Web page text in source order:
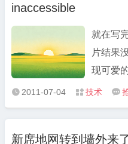
inaccessible
就在写
片结果
现可爱
不开了
川，水
 2011-07-04  技术 
新席地网转到墙外来